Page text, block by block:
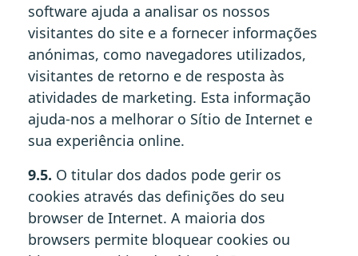
software ajuda a analisar os nossos
visitantes do site e a fornecer informações
anónimas, como navegadores utilizados,
visitantes de retorno e de resposta às
atividades de marketing. Esta informação
ajuda-nos a melhorar o Sítio de Internet e
sua experiência online.
9.5. O titular dos dados pode gerir os
cookies através das definições do seu
browser de Internet. A maioria dos
browsers permite bloquear cookies ou